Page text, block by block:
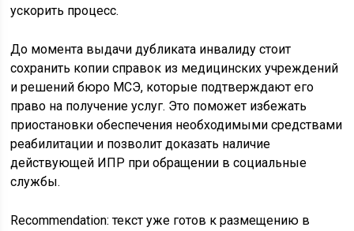
ускорить процесс.
До момента выдачи дубликата инвалиду стоит
сохранить копии справок из медицинских учреждений
и решений бюро МСЭ, которые подтверждают его
право на получение услуг. Это поможет избежать
приостановки обеспечения необходимыми средствами
реабилитации и позволит доказать наличие
действующей ИПР при обращении в социальные
службы.
Recommendation: текст уже готов к размещению в